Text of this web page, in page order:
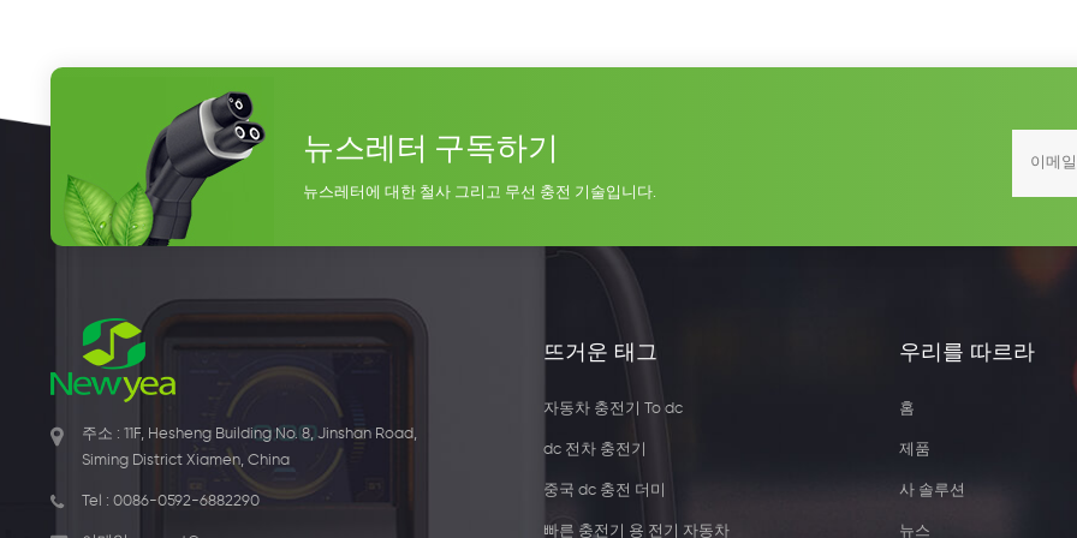
뉴스레터 구독하기
뉴스레터에 대한 철사 그리고 무선 충전 기술입니다.
주소 : 11F, Hesheng Building No. 8, Jinshan Road,
Siming District Xiamen, China
Tel : 0086-0592-6882290
뜨거운 태그
자동차 충전기 To dc
dc 전차 충전기
중국 dc 충전 더미
빠른 충전기 용 전기 자동차
우리를 따르라
홈
제품
사 솔루션
뉴스